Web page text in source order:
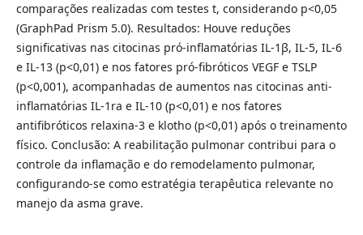
comparações realizadas com testes t, considerando p<0,05
(GraphPad Prism 5.0). Resultados: Houve reduções
significativas nas citocinas pró-inflamatórias IL-1β, IL-5, IL-6
e IL-13 (p<0,01) e nos fatores pró-fibróticos VEGF e TSLP
(p<0,001), acompanhadas de aumentos nas citocinas anti-
inflamatórias IL-1ra e IL-10 (p<0,01) e nos fatores
antifibróticos relaxina-3 e klotho (p<0,01) após o treinamento
físico. Conclusão: A reabilitação pulmonar contribui para o
controle da inflamação e do remodelamento pulmonar,
configurando-se como estratégia terapêutica relevante no
manejo da asma grave.